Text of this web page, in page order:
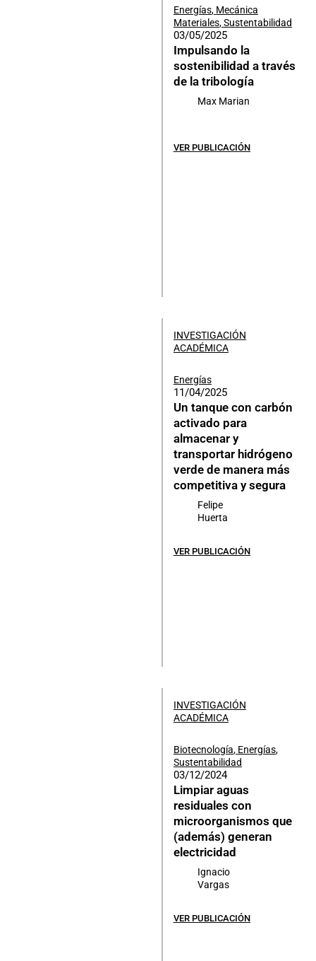
Energías, Mecánica
Materiales,Sustentabilidad
03/05/2025
Impulsando la
sostenibilidad a través
de la tribología
Max Marian
VER PUBLICACIÓN
INVESTIGACIÓN
ACADÉMICA
Energías
11/04/2025
Un tanque con carbón
activado para
almacenar y
transportar hidrógeno
verde de manera más
competitiva y segura
Felipe
Huerta
VER PUBLICACIÓN
INVESTIGACIÓN
ACADÉMICA
Biotecnología, Energías,
Sustentabilidad
03/12/2024
Limpiar aguas
residuales con
microorganismos que
(además) generan
electricidad
Ignacio
Vargas
VER PUBLICACIÓN